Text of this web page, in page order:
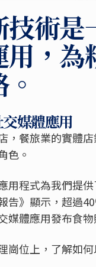
技術是
用，
媒體應用
，餐旅業的實體
色。
用程式為我們提
告》顯示，超過
媒體應用發布食物
崗位上，了解如